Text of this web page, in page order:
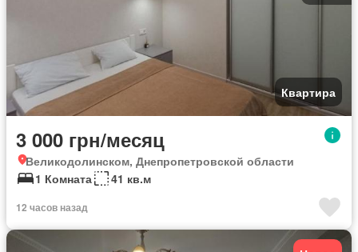
Квартира
3 000 грн/месяц
Великодолинском, Днепропетровской области
1 Комната
41 кв.м
12 часов назад